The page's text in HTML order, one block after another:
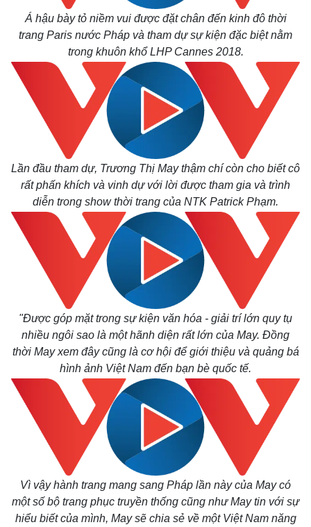
Thế giới
Quan sát
Cuộc sống đó đây
Multimedia
Video
E-Magazine
Infographic
Á hậu bày tỏ niềm vui được đặt chân đến kinh đô thời
trang Paris nước Pháp và tham dự sự kiện đặc biệt nằm
trong khuôn khổ LHP Cannes 2018.
Lần đầu tham dự, Trương Thị May thậm chí còn cho biết cô
rất phấn khích và vinh dự với lời được tham gia và trình
diễn trong show thời trang của NTK Patrick Phạm.
"Được góp mặt trong sự kiện văn hóa - giải trí lớn quy tụ
nhiều ngôi sao là một hãnh diện rất lớn của May. Đồng
thời May xem đây cũng là cơ hội để giới thiệu và quảng bá
hình ảnh Việt Nam đến bạn bè quốc tế.
Vì vậy hành trang mang sang Pháp lần này của May có
một số bộ trang phục truyền thống cũng như May tin với sự
hiểu biết của mình, May sẽ chia sẻ về một Việt Nam năng